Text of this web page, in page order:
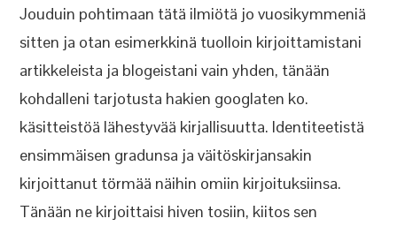
Jouduin pohtimaan tätä ilmiötä jo vuosikymmeniä
sitten ja otan esimerkkinä tuolloin kirjoittamistani
artikkeleista ja blogeistani vain yhden, tänään
kohdalleni tarjotusta hakien googlaten ko.
käsitteistöä lähestyvää kirjallisuutta. Identiteetistä
ensimmäisen gradunsa ja väitöskirjansakin
kirjoittanut törmää näihin omiin kirjoituksiinsa.
Tänään ne kirjoittaisi hiven tosiin, kiitos sen